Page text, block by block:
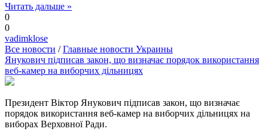
Читать дальше »
0
0
vadimklose
Все новости /Главные новости Украины
Янукович підписав закон, що визначає порядок використання
веб-камер на виборчих дільницях
Президент Віктор Янукович підписав закон, що визначає
порядок використання веб-камер на виборчих дільницях на
виборах Верховної Ради.